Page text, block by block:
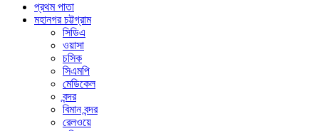
প্রথম পাতা
মহানগর চট্টগ্রাম
সিডিএ
ওয়াসা
চসিক
সিএমপি
মেডিকেল
বন্দর
বিমান বন্দর
রেলওয়ে